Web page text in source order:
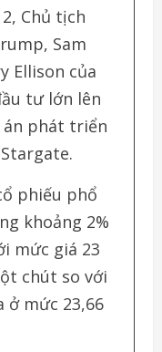
Chủ tịch
Sam
Ellison của
tư lớn lên
án phát triển
phiếu phổ
khoảng 2%
mức giá 23
chút so với
ở mức 23,66